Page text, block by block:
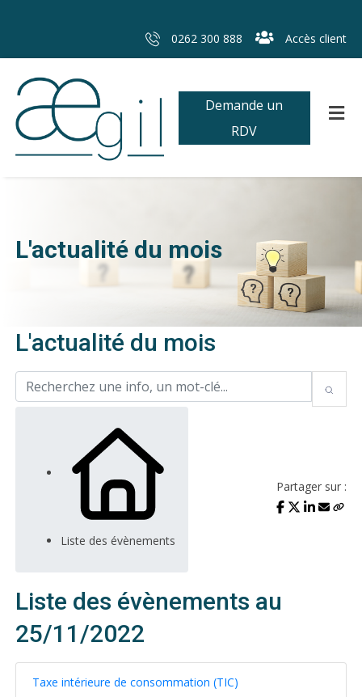
0262 300 888 Accès client
Demande un
RDV
L'actualité du mois
L'actualité du mois
Liste des évènements
Partager sur :
Liste des évènements au
25/11/2022
Taxe intérieure de consommation (TIC)